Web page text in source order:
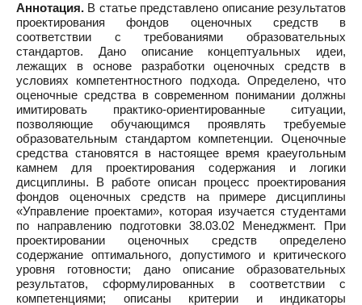
Аннотация. В статье представлено описание результатов
проектирования фондов оценочных средств в
соответствии с требованиями образовательных
стандартов. Дано описание концептуальных идеи,
лежащих в основе разработки оценочных средств в
условиях компетентностного подхода. Определено, что
оценочные средства в современном понимании должны
имитировать практико-ориентированные ситуации,
позволяющие обучающимся проявлять требуемые
образовательным стандартом компетенции. Оценочные
средства становятся в настоящее время краеугольным
камнем для проектирования содержания и логики
дисциплины. В работе описан процесс проектирования
фондов оценочных средств на примере дисциплины
«Управление проектами», которая изучается студентами
по направлению подготовки 38.03.02 Менеджмент. При
проектировании оценочных средств определено
содержание оптимального, допустимого и критического
уровня готовности; дано описание образовательных
результатов, сформулированных в соответствии с
компетенциями; описаны критерии и индикаторы